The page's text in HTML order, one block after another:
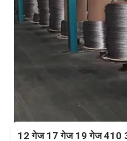
12 गेज 17 गेज 19 गेज 410